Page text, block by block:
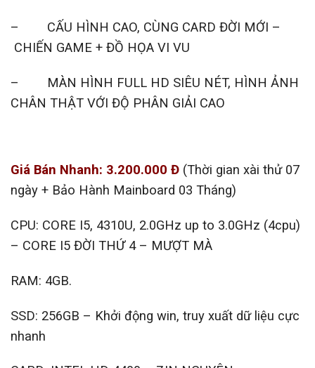
– CẤU HÌNH CAO, CÙNG CARD ĐỜI MỚI –
CHIẾN GAME + ĐỒ HỌA VI VU
– MÀN HÌNH FULL HD SIÊU NÉT, HÌNH ẢNH
CHÂN THẬT VỚI ĐỘ PHÂN GIẢI CAO
Giá Bán Nhanh: 3.200.000 Đ (Thời gian xài thử 07
ngày + Bảo Hành Mainboard 03 Tháng)
CPU: CORE I5, 4310U, 2.0GHz up to 3.0GHz (4cpu)
– CORE I5 ĐỜI THỨ 4 – MƯỢT MÀ
RAM: 4GB.
SSD: 256GB – Khởi động win, truy xuất dữ liệu cực
nhanh